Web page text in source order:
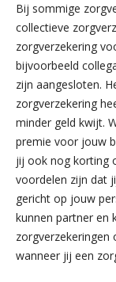
Bij sommige
collectieve
zorgverzekering
bijvoorbeeld
zijn aangesloten.
zorgverzekering
minder geld kwijt.
premie voor jouw
jij ook nog korting
voordelen zijn dat
gericht op jouw
kunnen partner en
zorgverzekeringen
wanneer jij een